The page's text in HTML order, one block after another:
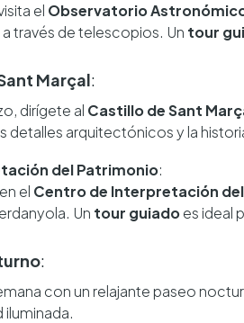
el Observatorio
través de telescopios. Un tour
Marçal:
dirígete al Castillo de Sant
detalles arquitectónicos y la
del Patrimonio:
el Centro de Interpretación
Un tour guiadoes ideal
:
con un relajante paseo
iluminada.